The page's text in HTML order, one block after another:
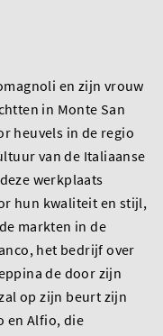
en zijn vrouw
in Monte San
heuvels in de regio
van de Italiaanse
werkplaats
hun kwaliteit en stijl,
markten in de
het bedrijf over
de door zijn
op zijn beurt zijn
en Alfio, die